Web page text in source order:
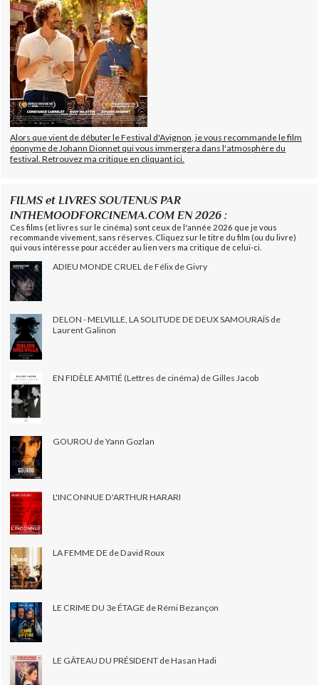
Alors que vient de débuter le Festival d'Avignon, je vous recommande le film
éponyme de Johann Dionnet qui vous immergera dans l'atmosphère du
festival. Retrouvez ma critique en cliquant ici.
FILMS et LIVRES SOUTENUS PAR
INTHEMOODFORCINEMA.COM EN 2026 :
Ces films (et livres sur le cinéma) sont ceux de l'année 2026 que je vous
recommande vivement, sans réserves. Cliquez sur le titre du film (ou du livre)
qui vous intéresse pour accéder au lien vers ma critique de celui-ci.
ADIEU MONDE CRUEL de Félix de Givry
DELON - MELVILLE, LA SOLITUDE DE DEUX SAMOURAÏS de
Laurent Galinon
EN FIDÈLE AMITIÉ (Lettres de cinéma) de Gilles Jacob
GOUROU de Yann Gozlan
L'INCONNUE D'ARTHUR HARARI
LA FEMME DE de David Roux
LE CRIME DU 3e ÉTAGE de Rémi Bezançon
LE GÂTEAU DU PRÉSIDENT de Hasan Hadi